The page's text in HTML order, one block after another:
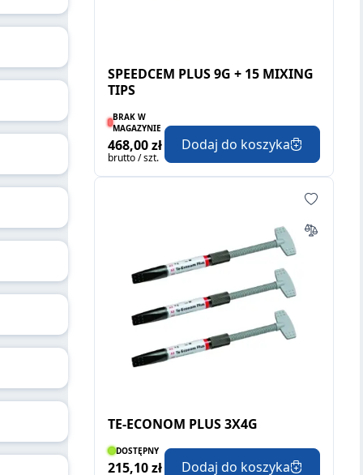
SPEEDCEM PLUS 9G + 15 MIXING
TIPS
BRAK W
MAGAZYNIE
468,00 zł
brutto / szt.
Dodaj do koszyka
TE-ECONOM PLUS 3X4G
DOSTĘPNY
215,10 zł Dodaj do koszyka